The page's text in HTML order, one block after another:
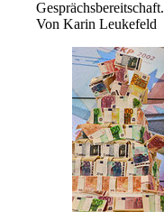
Gesprächsbereitschaft.
Von Karin Leukefeld